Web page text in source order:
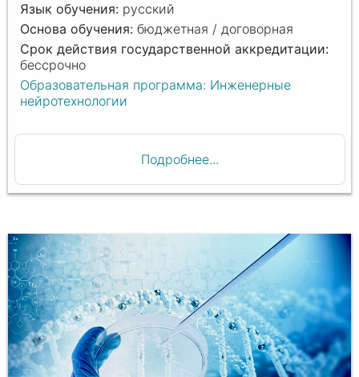
русский
бюджетная / договорная
бессрочно
Образовательная программа: Инженерные
нейротехнологии
Подробнее...